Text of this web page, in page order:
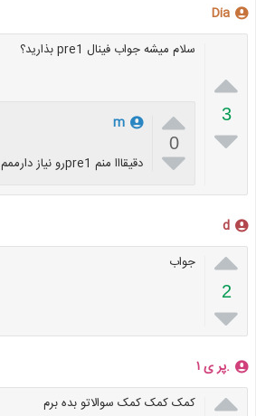
Dia

3

سلام میشه جواب فینال pre1 بذارید؟

0

m
دقیقااا منم pre1رو نیاز دارممم
d

2

جواب
.پر ی ۱
 کمک کمک کمک سوالاتو بده برم